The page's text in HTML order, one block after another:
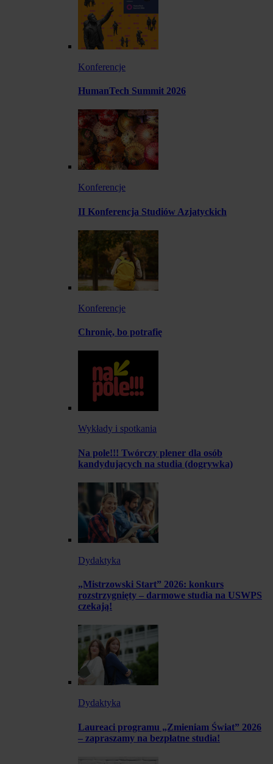
Konferencje
HumanTech Summit 2026
Konferencje
II Konferencja Studiów Azjatyckich
Konferencje
Chronię, bo potrafię
Wykłady i spotkania
Na pole!!! Twórczy plener dla osób
kandydujących na studia (dogrywka)
Dydaktyka
„Mistrzowski Start” 2026: konkurs
rozstrzygnięty – darmowe studia na USWPS
czekają!
Dydaktyka
Laureaci programu „Zmieniam Świat” 2026
– zapraszamy na bezpłatne studia!